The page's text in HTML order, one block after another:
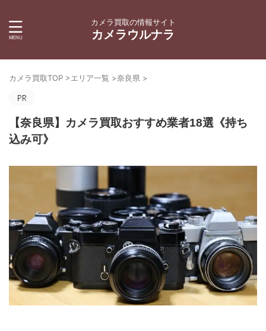
カメラ買取の情報サイト
カメラウルナラ
カメラ買取TOP >エリア一覧 >奈良県 >
【奈良県】カメラ買取おすすめ業者18選《持ち
込み可》